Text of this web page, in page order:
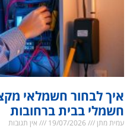
איך לבחור חשמלאי
חשמלי בבית ברחובות
עמית מתן אין תגובות